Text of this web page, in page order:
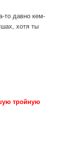
то давно кем-
хотя ты
тройную